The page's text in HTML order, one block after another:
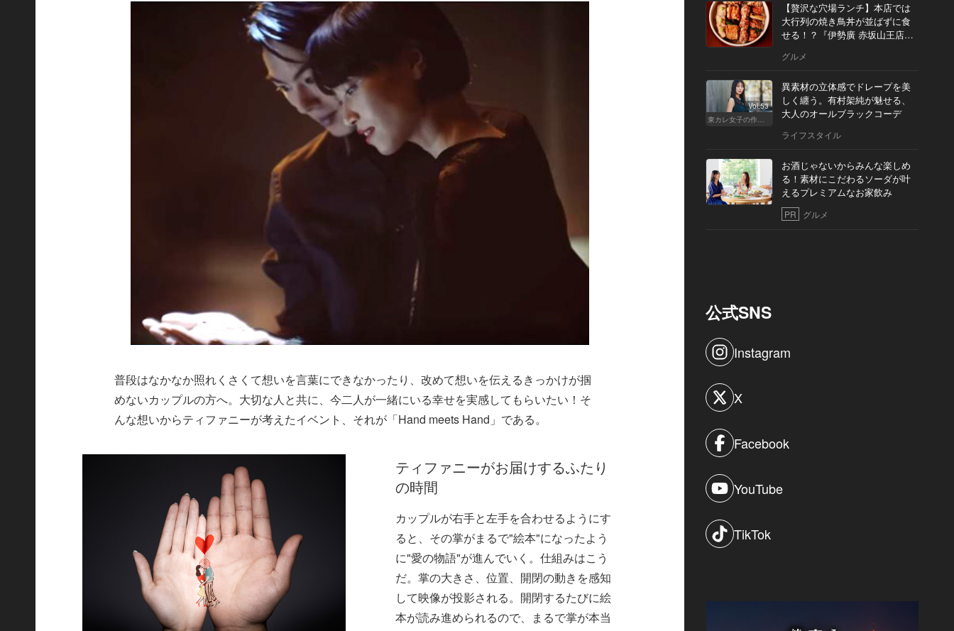
普段はなかなか照れくさくて想いを言葉にできなかったり、改めて想いを伝えるきっかけが掴
めないカップルの方へ。大切な人と共に、今二人が一緒にいる幸せを実感してもらいたい！そ
んな想いからティファニーが考えたイベント、それが「Hand meets Hand」である。
ティファニーがお届けするふたり
の時間
カップルが右手と左手を合わせるようにす
ると、その掌がまるで"絵本"になったよう
に"愛の物語"が進んでいく。仕組みはこう
だ。掌の大きさ、位置、開閉の動きを感知
して映像が投影される。開閉するたびに絵
本が読み進められるので、まるで掌が本当
【贅沢な穴場ランチ】本店では
大行列の焼き鳥丼が並ばずに食
せる！？『伊勢廣 赤坂山王店』
グルメ
Vol.53
東カレ女子の作り方
異素材の立体感でドレープを美
しく纏う。有村架純が魅せる、
大人のオールブラックコーデ
ライフスタイル
お酒じゃないからみんな楽しめ
る！素材にこだわるソーダが叶
えるプレミアムなお家飲み
PR グルメ
公式SNS
Instagram
X
Facebook
YouTube
TikTok